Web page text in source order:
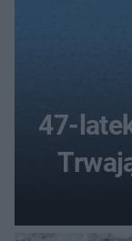
47-